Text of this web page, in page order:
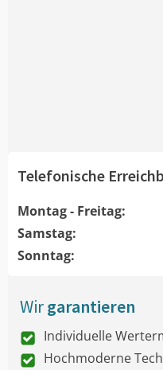
Telefonische
Montag - Freitag:
Samstag:
Sonntag:
Wirgarantieren
Individuelle
Hochmoderne